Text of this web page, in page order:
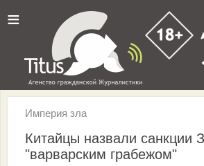
≡
Империя зла
Китайцы назвали санкции
"варварским грабежом"